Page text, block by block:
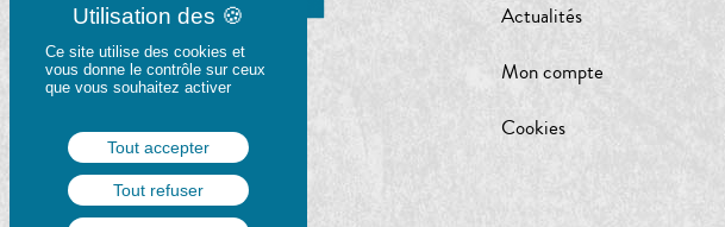
Actualités
Mon compte
Cookies
Ce site utilise des cookies et
vous donne le contrôle sur ceux
que vous souhaitez activer
Tout accepter
Tout refuser